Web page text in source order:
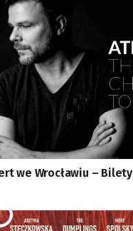
we Wrocławiu – Bilety